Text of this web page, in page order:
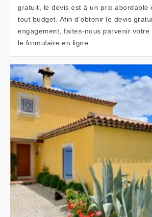
gratuit, le devis est à un prix abordable
tout budget. Afin d’obtenir le devis
engagement, faites-nous parvenir votre
le formulaire en ligne.